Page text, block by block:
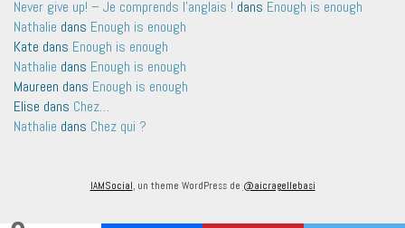
Never give up! – Je comprends l'anglais ! dans Enough is enough
Nathalie dans Enough is enough
Kate dans Enough is enough
Nathalie dans Enough is enough
Maureen dans Enough is enough
Elise dans Chez…
Nathalie dans Chez qui ?
IAMSocial, un theme WordPress de @aicragellebasi